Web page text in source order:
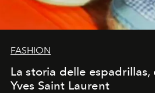
FASHION
La storia delle espadrillas,
Yves Saint Laurent